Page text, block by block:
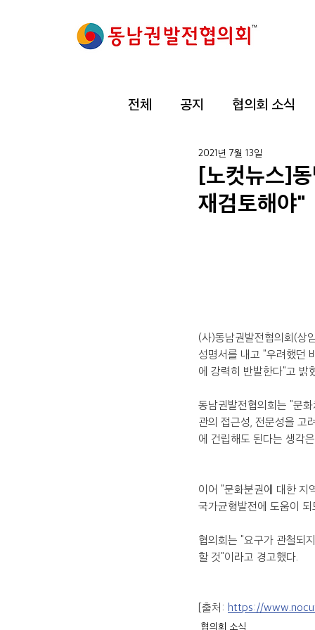
전체 공지 협의회 소식
[노컷뉴스]
재검토해야"
2021년 7월 13일
(사)동남권발전협의회(상
성명서를 내고 "우려했던
에 강력히 반발한다"고 밝
동남권발전협의회는 "문
관의 접근성, 전문성을 고
에 건립해도 된다는 생각
이어 "문화분권에 대한 지
국가균형발전에 도움이
협의회는 "요구가 관철되
할 것"이라고 경고했다.
[출처: https://
협의회 소식